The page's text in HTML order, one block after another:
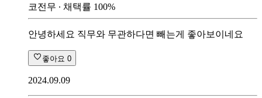
코전무 ∙ 채택률 100%
안녕하세요 직무와 무관하다면 빼는게 좋아보이네요
좋아요 0
2024.09.09